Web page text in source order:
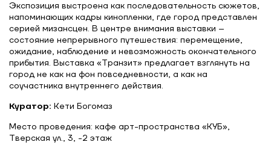
Экспозиция выстроена как последовательность сюжетов,
напоминающих кадры кинопленки, где город представлен
серией мизансцен. В центре внимания выставки –
состояние непрерывного путешествия: перемещение,
ожидание, наблюдение и невозможность окончательного
прибытия. Выставка «Транзит» предлагает взглянуть на
город не как на фон повседневности, а как на
соучастника внутреннего действия.
Куратор: Кети Богомаз
Место проведения: кафе арт-пространства «КУБ»,
Тверская ул., 3, -2 этаж